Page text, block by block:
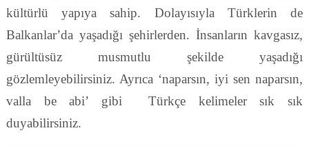
kültürlü yapıya sahip. Dolayısıyla Türklerin de
Balkanlar’da yaşadığı şehirlerden. İnsanların kavgasız,
gürültüsüz musmutlu şekilde yaşadığı
gözlemleyebilirsiniz. Ayrıca ‘naparsın, iyi sen naparsın,
valla be abi’ gibi Türkçe kelimeler sık sık
duyabilirsiniz.